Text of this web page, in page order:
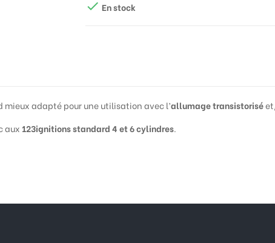
 En stock
adapté pour une utilisation avec l’allumage transistorisé
aux 123ignitions standard 4 et 6 cylindres.